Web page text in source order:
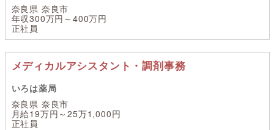
奈良県 奈良市
年収300万円～400万円
正社員
メディカルアシスタント・調剤事務
いろは薬局
奈良県 奈良市
月給19万円～25万1,000円
正社員